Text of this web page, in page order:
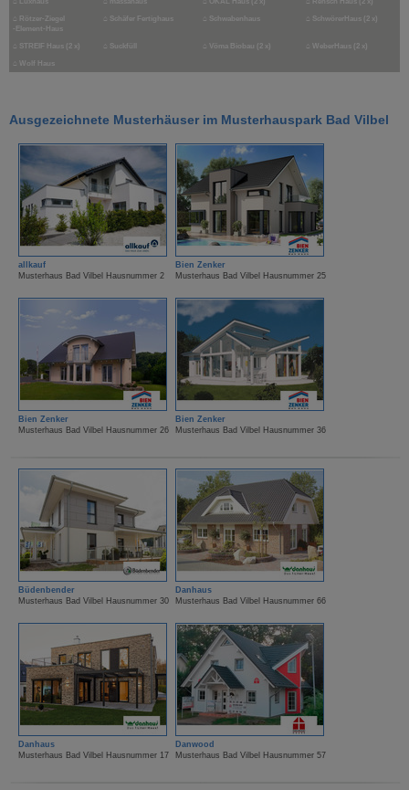
⌂ Rötzer-Ziegel
-Element-Haus
⌂ Schäfer Fertighaus ⌂ Schwabenhaus ⌂ SchwörerHaus (2 x)
⌂ STREIF Haus (2 x) ⌂ Suckfüll ⌂ Vöma Biobau (2 x) ⌂ WeberHaus (2 x)
⌂ Wolf Haus
Ausgezeichnete Musterhäuser im Musterhauspark Bad Vilbel
allkauf
Musterhaus Bad Vilbel Hausnummer 2
Bien Zenker
Musterhaus Bad Vilbel Hausnummer 25
Bien Zenker
Musterhaus Bad Vilbel Hausnummer 26
Bien Zenker
Musterhaus Bad Vilbel Hausnummer 36
Büdenbender
Musterhaus Bad Vilbel Hausnummer 30
Danhaus
Musterhaus Bad Vilbel Hausnummer 66
Danhaus
Musterhaus Bad Vilbel Hausnummer 17
Danwood
Musterhaus Bad Vilbel Hausnummer 57